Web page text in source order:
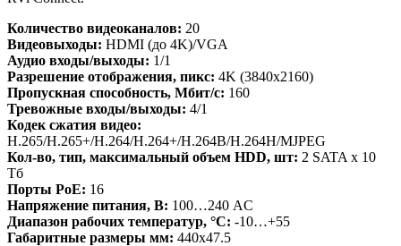
Количество видеоканалов: 20
Видеовыходы: HDMI (до 4K)/VGA
Аудио входы/выходы: 1/1
Разрешение отображения, пикс: 4K (3840х2160)
Пропускная способность, Мбит/с: 160
Тревожные входы/выходы: 4/1
Кодек сжатия видео:
H.265/H.265+/H.264/H.264+/H.264В/H.264Н/MJPEG
Кол-во, тип, максимальный объем HDD, шт: 2 SATA х 10
Тб
Порты PoE: 16
Напряжение питания, В: 100…240 AC
Диапазон рабочих температур, °С: -10…+55
Габаритные размеры мм: 440х47.5